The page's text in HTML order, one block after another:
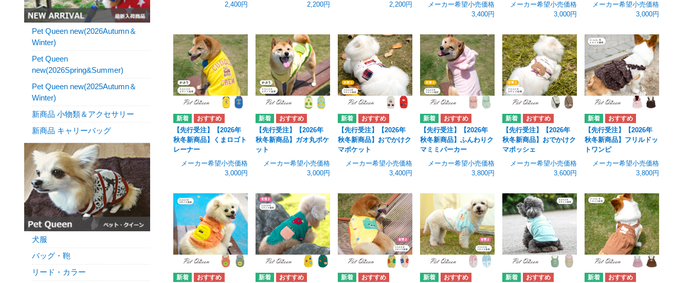
2,400円
2,200円
2,200円
メーカー希望小売価格
3,400円
メーカー希望小売価格
3,000円
メーカー希望小売価格
3,000円
【先行受注】【2026年
秋冬新商品】くまロゴト
レーナー
メーカー希望小売価格
3,000円
【先行受注】【2026年
秋冬新商品】ガオ丸ポケ
ット
メーカー希望小売価格
3,000円
【先行受注】【2026年
秋冬新商品】おでかけク
マポケット
メーカー希望小売価格
3,400円
【先行受注】【2026年
秋冬新商品】ふんわりク
マミミパーカー
メーカー希望小売価格
3,800円
【先行受注】【2026年
秋冬新商品】おでかけク
マポッシェ
メーカー希望小売価格
3,600円
【先行受注】【2026年
秋冬新商品】フリルドッ
トワンピ
メーカー希望小売価格
3,800円
Pet Queen new(2026Autumn＆
Winter)
Pet Queen
new(2026Spring&Summer)
Pet Queen new(2025Autumn＆
Winter)
新商品 小物類＆アクセサリー
新商品 キャリーバッグ
犬服
バッグ・鞄
リード・カラー